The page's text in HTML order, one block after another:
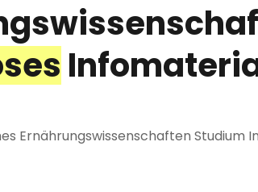
Ernährungswissenschaften